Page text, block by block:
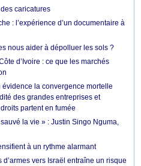
caricatures
: l’expérience d’un documentaire à
nous aider à dépolluer les sols ?
d’Ivoire : ce que les marchés
la convergence mortelle
des grandes entreprises et
partent en fumée
la vie » : Justin Singo Nguma,
à un rythme alarmant
vers Israël entraîne un risque